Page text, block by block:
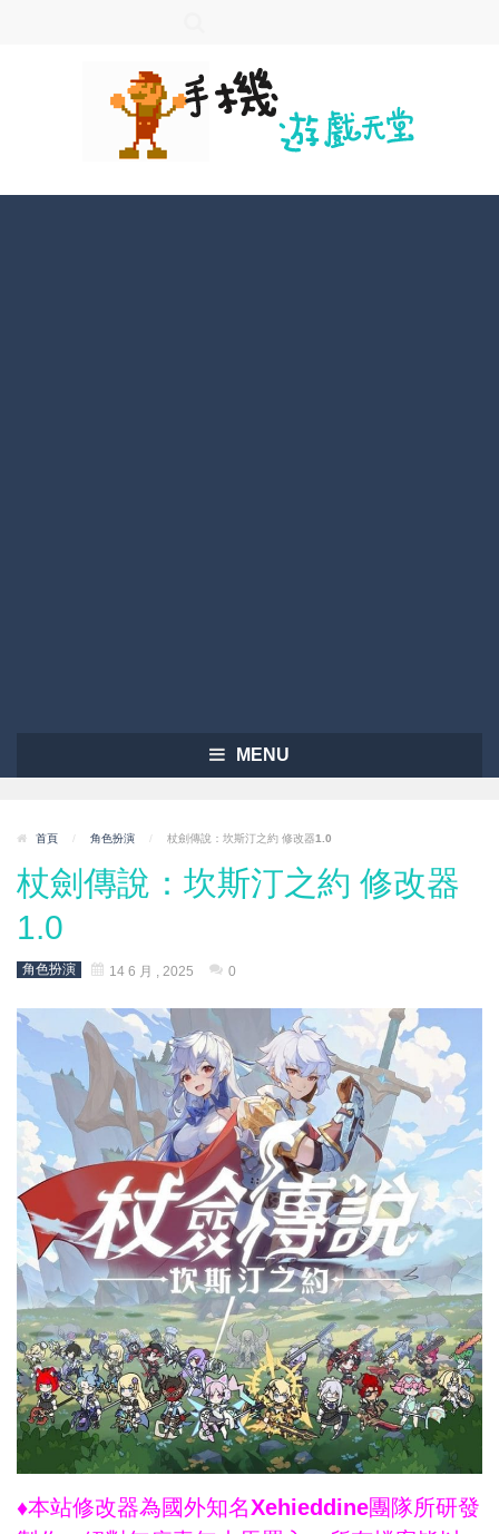
MENU
首頁 / 角色扮演 / 杖劍傳說：坎斯汀之約 修改器1.0
杖劍傳說：坎斯汀之約 修改器
1.0
角色扮演 14 6 月 , 2025 0
♦本站修改器為國外知名Xehieddine團隊所研發